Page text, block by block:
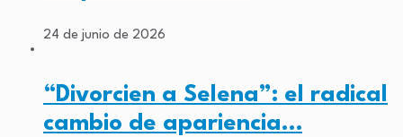
24 de junio de 2026
“Divorcien a Selena”: el radical
cambio de apariencia…